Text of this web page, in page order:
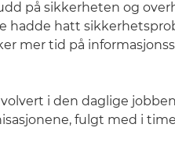
på sikkerheten og
hadde hatt
mer tid på
i den daglige
fulgt med i